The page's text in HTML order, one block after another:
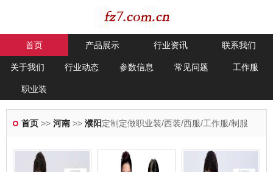
首页 产品展示 行业资讯 联系我们
关于我们 行业动态 参数信息 常见问题 工作服
职业装
首页 >> 河南 >> 濮阳定制定做职业装/西装/西服/工作服/制服